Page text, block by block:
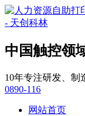
中国触控领
10年专注研发、制
0890-116
网站首页